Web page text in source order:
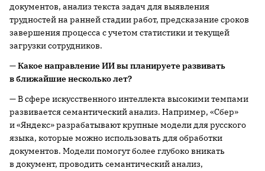
документов, анализ текста задач для выявления
трудностей на ранней стадии работ, предсказание сроков
завершения процесса с учетом статистики и текущей
загрузки сотрудников.
— Какое направление ИИ вы планируете развивать
в ближайшие несколько лет?
— В сфере искусственного интеллекта высокими темпами
развивается семантический анализ. Например, «Сбер»
и «Яндекс» разрабатывают крупные модели для русского
языка, которые можно использовать для обработки
документов. Модели помогут более глубоко вникать
в документ, проводить семантический анализ,